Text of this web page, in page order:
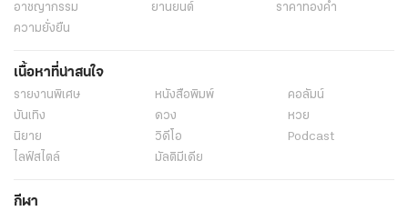
อาชญากรรม
ยานยนต์
ราคาทองคำ
ความยั่งยืน
เนื้อหาที่น่าสนใจ
รายงานพิเศษ หนังสือพิมพ์
คอลัมน์
บันเทิง
ดวง
หวย
นิยาย
วิดีโอ
Podcast
ไลฟ์สไตล์
มัลติมีเดีย
กีฬา